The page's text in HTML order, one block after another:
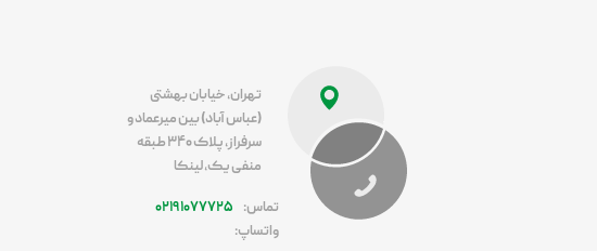
تهران، خیابان بهشتی
(عباس آباد) بین میرعماد و
سرفراز، پلاک ۳۴۰ طبقه
منفی یک، لینکا
تماس:
۰۲۱۹۱۰۷۷۷۲۵
واتساپ: